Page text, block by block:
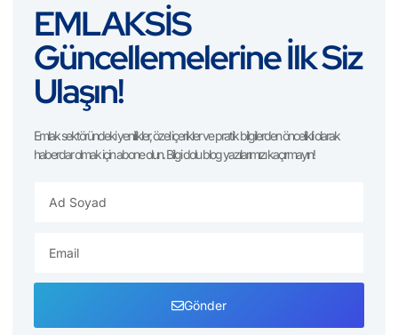
EMLAKSİS
Güncellemelerine İlk Siz
Ulaşın!
Emlak sektöründeki yenilikler, özel içerikler ve pratik bilgilerden öncelikli olarak
haberdar olmak için abone olun. Bilgi dolu blog yazılarımızı kaçırmayın!
Gönder